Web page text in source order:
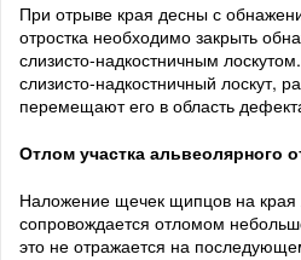
При отрыве края десны с
отростка необходимо закрыть
слизисто-надкостничным
слизисто-надкостничный лоскут,
перемещают его в область
Отлом участка альвеолярного
Наложение щечек щипцов на края
сопровождается отломом
это не отражается на